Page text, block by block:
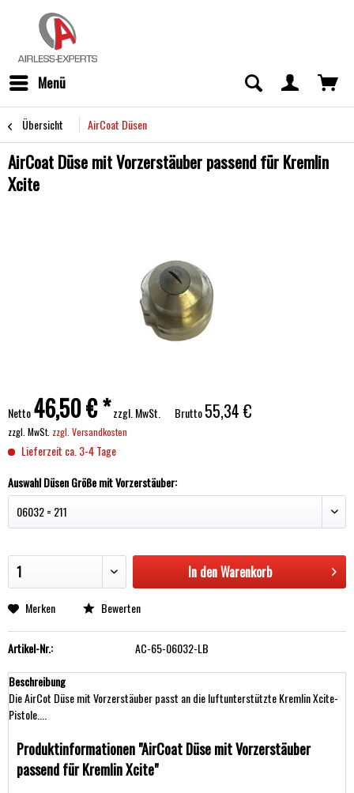
Menü
Übersicht AirCoat Düsen
AirCoat Düse mit Vorzerstäuber passend für Kremlin
Xcite
Netto46,50 € *zzgl. MwSt. Brutto55,34 €
zzgl. MwSt. zzgl. Versandkosten
Lieferzeit ca. 3-4 Tage
Auswahl Düsen Größe mit Vorzerstäuber:
In denWarenkorb
Merken Bewerten
Artikel-Nr.:
AC-65-06032-LB
Beschreibung
Die AirCot Düse mit Vorzerstäuber passt an die luftunterstützte Kremlin Xcite-
Pistole....
Produktinformationen "AirCoat Düse mit Vorzerstäuber
passend für Kremlin Xcite"